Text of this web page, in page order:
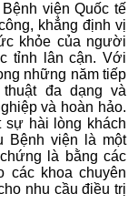
viện Quốc tế
khẳng định vị
khỏe của người
tỉnh lân cận. Với
những năm tiếp
đa dạng và
và hoàn hảo.
sự hài lòng khách
Bệnh viện là một
là bằng các
các khoa chuyên
nhu cầu điều trị